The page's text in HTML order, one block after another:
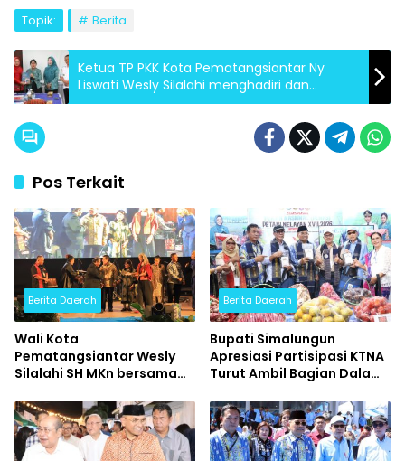
Topik: Berita
Ketua TP PKK Kota Pematangsiantar Ny
Liswati Wesly Silalahi menghadiri dan
menyaksikan langsung monitoring
Pos Terkait
Berita Daerah
Wali Kota
Pematangsiantar Wesly
Silalahi SH MKn bersama
Wesly Silalahi menghadiri
Konser Bertabur Bintang
Berita Daerah
Bupati Simalungun
Apresiasi Partisipasi KTNA
Turut Ambil Bagian Dalam